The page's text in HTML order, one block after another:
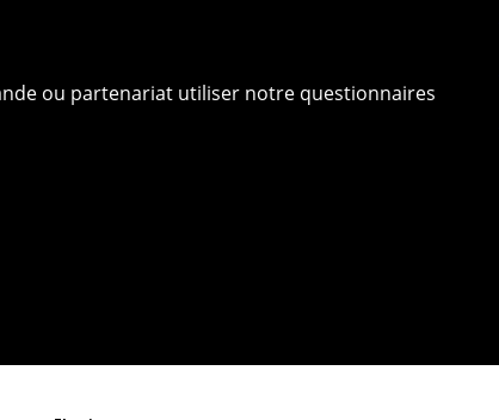
ou partenariat utiliser notre questionnaires